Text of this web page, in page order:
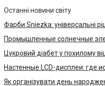
Останні новини світу
Фарби Sniezka: універсальні
Промышленные солнечные
Цукровий діабет у похилому
Настенные LCD-дисплеи: где
Як організувати день